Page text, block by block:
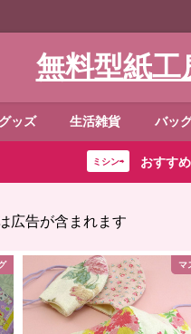
無料型紙工
ッズ 生活雑貨 バッ
ミシン⇨ おすす
広告が含まれます
マ